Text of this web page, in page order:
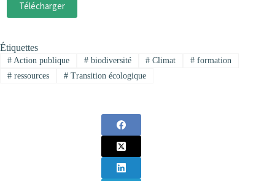
Télécharger
Étiquettes
#Action publique #biodiversité # Climat # formation
#ressources #Transition écologique